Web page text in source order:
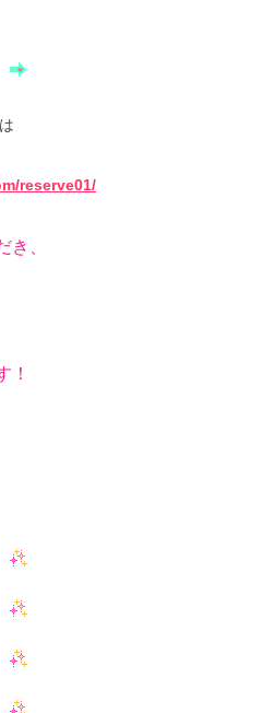
reserve01/
き、
！